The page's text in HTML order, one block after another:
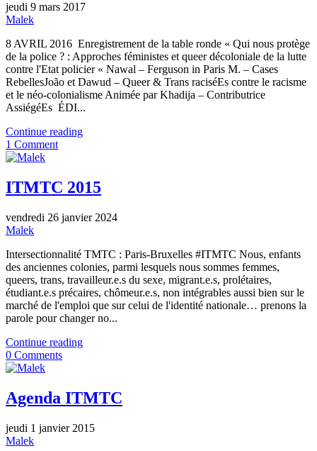
jeudi 9 mars 2017
Malek
8 AVRIL 2016 Enregistrement de la table ronde « Qui nous protège
de la police ? : Approches féministes et queer décoloniale de la lutte
contre l'Etat policier « Nawal – Ferguson in Paris M. – Cases
RebellesJoão et Dawud – Queer & Trans raciséEs contre le racisme
et le néo-colonialisme Animée par Khadija – Contributrice
AssiégéEs ÉDI...
Continue reading
1 Comment
ITMTC 2015
vendredi 26 janvier 2024
Malek
Intersectionnalité TMTC : Paris-Bruxelles #ITMTC Nous, enfants
des anciennes colonies, parmi lesquels nous sommes femmes,
queers, trans, travailleur.e.s du sexe, migrant.e.s, prolétaires,
étudiant.e.s précaires, chômeur.e.s, non intégrables aussi bien sur le
marché de l'emploi que sur celui de l'identité nationale… prenons la
parole pour changer no...
Continue reading
0 Comments
Agenda ITMTC
jeudi 1 janvier 2015
Malek